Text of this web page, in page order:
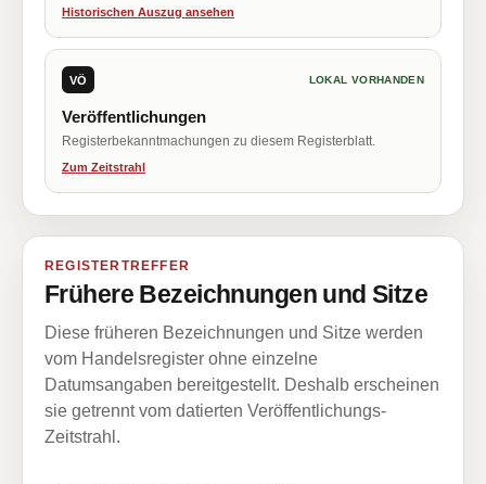
Historischen Auszug ansehen
VÖ LOKAL VORHANDEN
Veröffentlichungen
Registerbekanntmachungen zu diesem Registerblatt.
Zum Zeitstrahl
REGISTERTREFFER
Frühere Bezeichnungen und Sitze
Diese früheren Bezeichnungen und Sitze werden
vom Handelsregister ohne einzelne
Datumsangaben bereitgestellt. Deshalb erscheinen
sie getrennt vom datierten Veröffentlichungs-
Zeitstrahl.